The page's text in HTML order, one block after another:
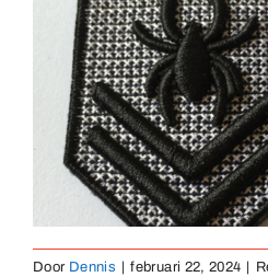
Sleutelhangers
Medailles
Magneten
Contact
Door Dennis februari 22, 2024